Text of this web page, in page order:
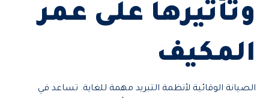
وتأثيرها على عمر
المكيف
الصيانة الوقائية لأنظمة التبريد مهمة للغاية. تساعد في